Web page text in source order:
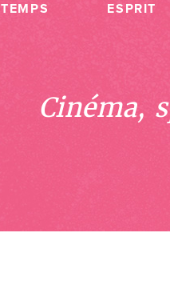
TEMPS ESPRIT
Cinéma,